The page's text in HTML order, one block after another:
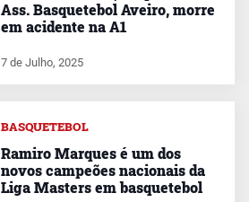
Ass. Basquetebol Aveiro, morre
em acidente na A1
7 de Julho, 2025
BASQUETEBOL
Ramiro Marques é um dos
novos campeões nacionais da
Liga Masters em basquetebol